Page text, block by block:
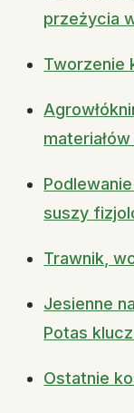
przeżycia
Tworzenie
suszy
Trawnik,
Jesienne
Potas
Ostatnie